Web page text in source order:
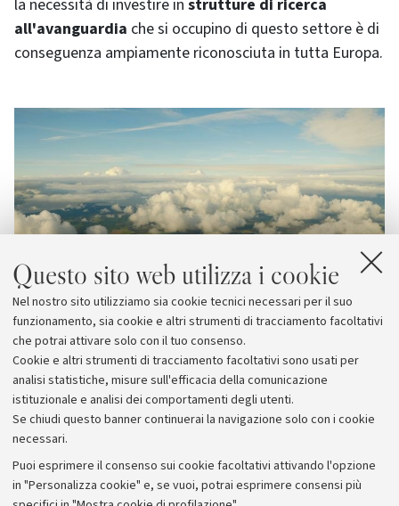
Questo sito web utilizza i cookie
Nel nostro sito utilizziamo sia cookie tecnici necessari per il suo
funzionamento, sia cookie e altri strumenti di tracciamento facoltativi
che potrai attivare solo con il tuo consenso.
Cookie e altri strumenti di tracciamento facoltativi sono usati per
analisi statistiche, misure sull'efficacia della comunicazione
istituzionale e analisi dei comportamenti degli utenti.
Se chiudi questo banner continuerai la navigazione solo con i cookie
necessari.
Puoi esprimere il consenso sui cookie facoltativi attivando l'opzione
in "Personalizza cookie" e, se vuoi, potrai esprimere consensi più
la necessità di investire in strutture di ricerca
all'avanguardia che si occupino di questo settore è di
conseguenza ampiamente riconosciuta in tutta Europa.
Archivio
Comunicati stampa